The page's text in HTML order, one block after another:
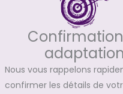
adaptation
Nous vous rappelons
confirmer les détails de